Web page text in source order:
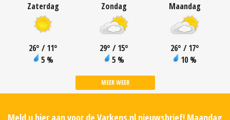
Zaterdag
26° / 11°
5 %
Zondag
29° / 15°
5 %
Maandag
26° / 17°
10 %
MEER WEER
Meld u hier aan voor de Varkens.nl nieuwsbrief! Maandag